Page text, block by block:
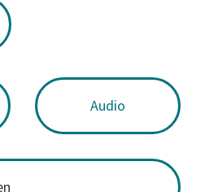
Audio